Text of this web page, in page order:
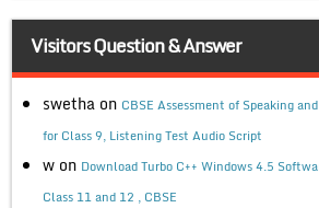
Visitors Question & Answer
swetha on CBSE Assessment of Speaking
for Class 9, Listening Test Audio Script
w on Download Turbo C++ Windows 4.5
Class 11 and 12 , CBSE